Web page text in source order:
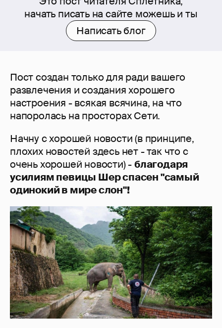
начать писать на сайте можешь и ты
Написать блог
Пост создан только для ради вашего
развлечения и создания хорошего
настроения - всякая всячина, на что
напоролась на просторах Сети.
Начну с хорошей новости (в принципе,
плохих новостей здесь нет - так что с
очень хорошей новости) -благодаря
усилиям певицы Шер спасен "самый
одинокий в мире слон"!